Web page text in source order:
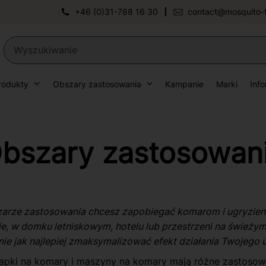
+46 (0)31-788 16 30
Obszary zastosowania Kampanie Marki
zastosowania chcesz zapobiegać komarom i
w domku letniskowym, hotelu lub przestrzeni na
jak najlepiej zmaksymalizować efekt działania Twojego
na komary i maszyny na komary mają różne